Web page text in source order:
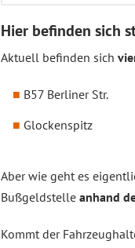
Hier befinden sich
Aktuell befinden sich
B57 Berliner Str.
Glockenspitz
Aber wie geht es
Bußgeldstelle anhand
Kommt der